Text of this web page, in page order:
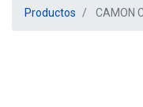
Productos CAMON